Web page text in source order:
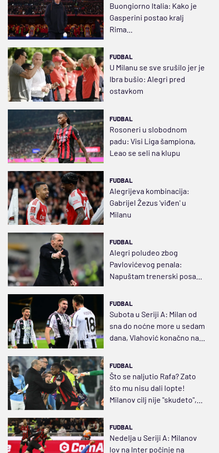
Buongiorno Italia: Kako je
Gasperini postao kralj
Rima...
FUDBAL
U Milanu se sve srušilo jer je
Ibra bušio: Alegri pred
ostavkom
FUDBAL
Rosoneri u slobodnom
padu: Visi Liga šampiona,
Leao se seli na klupu
FUDBAL
Alegrijeva kombinacija:
Gabrijel Žezus 'viđen' u
Milanu
FUDBAL
Alegri poludeo zbog
Pavlovićevog penala:
Napuštam trenerski posao!
FUDBAL
Subota u Seriji A: Milan od
sna do noćne more u sedam
dana, Vlahović konačno na
FUDBAL
Što se naljutio Rafa? Zato
što mu nisu dali lopte!
Milanov cilj nije "skudeto",
FUDBAL
Nedelja u Seriji A: Milanov
lov na Inter počinje na